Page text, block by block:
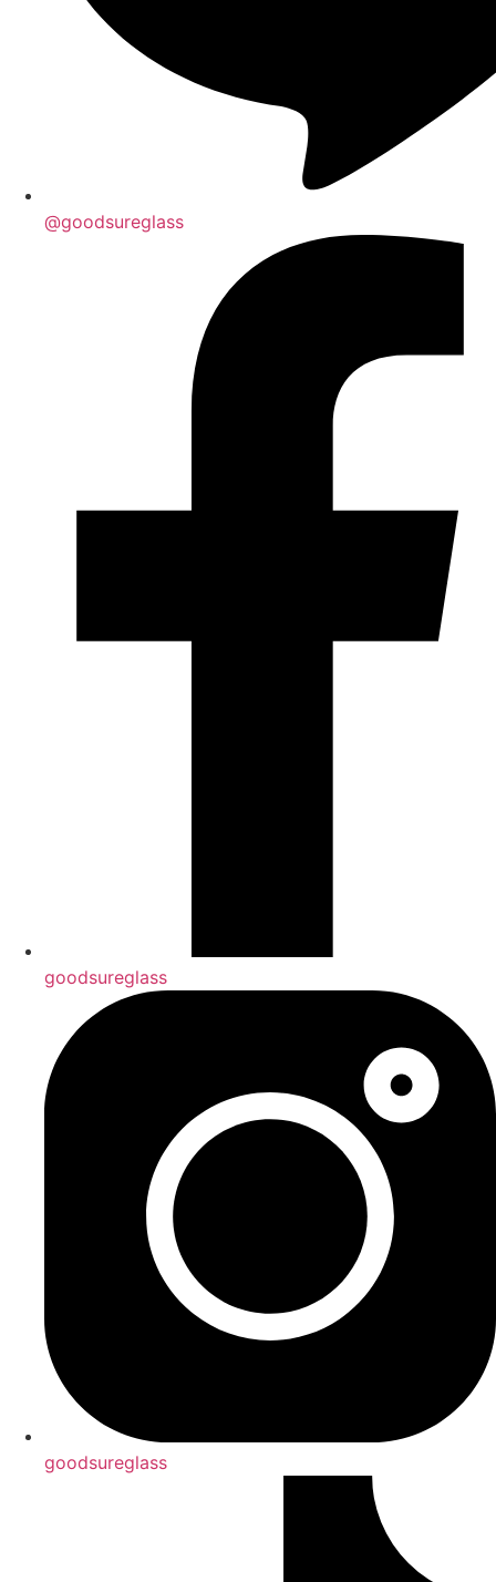
@goodsureglass
goodsureglass
goodsureglass